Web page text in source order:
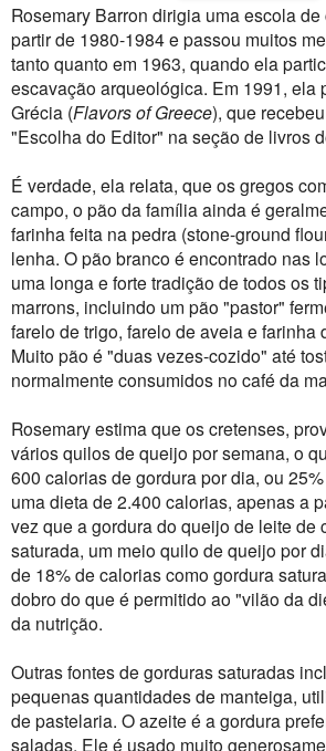
Rosemary Barron dirigia uma escola
partir de 1980-1984 e passou muitos
tanto quanto em 1963, quando ela
escavação arqueológica. Em 1991, ela
Grécia (Flavors of Greece), que
"Escolha do Editor" na seção de livros
É verdade, ela relata, que os gregos
campo, o pão da família ainda é
farinha feita na pedra (stone-ground
lenha. O pão branco é encontrado nas
uma longa e forte tradição de todos os
marrons, incluindo um pão "pastor"
farelo de trigo, farelo de aveia e farinha
Muito pão é "duas vezes-cozido" até
normalmente consumidos no café da
Rosemary estima que os cretenses,
vários quilos de queijo por semana, o
600 calorias de gordura por dia, ou
uma dieta de 2.400 calorias, apenas a
vez que a gordura do queijo de leite de
saturada, um meio quilo de queijo por
de 18% de calorias como gordura
dobro do que é permitido ao "vilão da
da nutrição.
Outras fontes de gorduras saturadas
pequenas quantidades de manteiga,
de pastelaria. O azeite é a gordura
saladas. Ele é usado muito